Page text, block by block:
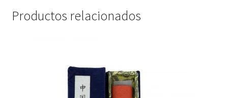
Productos relacionados